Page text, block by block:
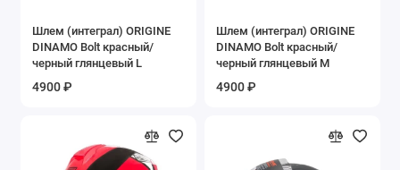
Шлем (интеграл) ORIGINE
DINAMO Bolt красный/
черный глянцевый L
4900 ₽
Шлем (интеграл) ORIGINE
DINAMO Bolt красный/
черный глянцевый M
4900 ₽